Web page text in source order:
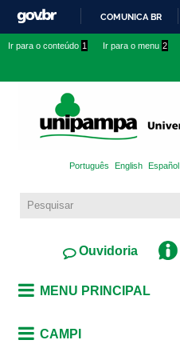
conteúdo
COMUNICA BR
Ir para o conteúdo 1 Ir para o menu 2
Português English Español
Ouvidoria
MENU PRINCIPAL
CAMPI